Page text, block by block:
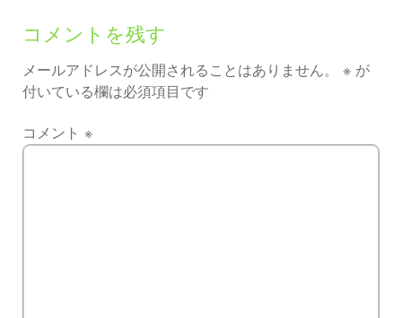
コメントを残す
メールアドレスが公開されることはありません。 ※ が
付いている欄は必須項目です
コメント ※